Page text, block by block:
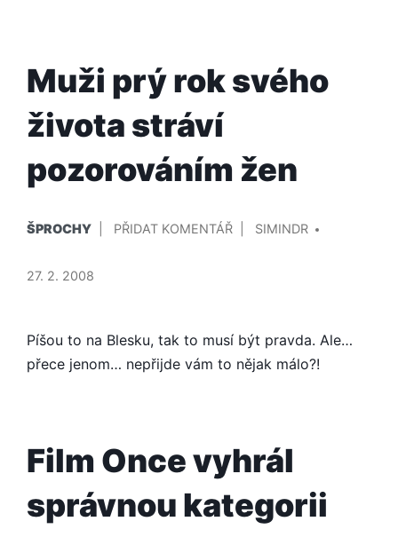
Muži prý rok svého
života stráví
pozorováním žen
V
ŠPROCHY PŘIDAT KOMENTÁŘNA
ŽIVOTA
STRÁVÍ
POZOROVÁNÍM
SIMINDR
27. 2. 2008
Píšou to na Blesku, tak to musí být pravda. Ale…
přece jenom… nepřijde vám to nějak málo?!
Film Once vyhrál
správnou kategorii